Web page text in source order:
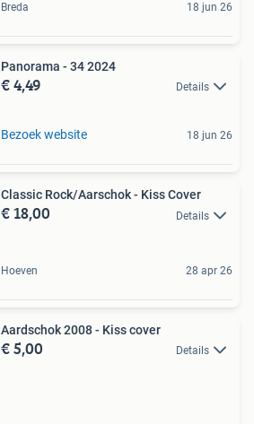
Breda 18 jun 26
Panorama - 34 2024
€ 4,49 Details
Bezoek website 18 jun 26
Classic Rock/Aarschok - Kiss Cover
€ 18,00 Details
Hoeven 28 apr 26
Aardschok 2008 - Kiss cover
€ 5,00 Details